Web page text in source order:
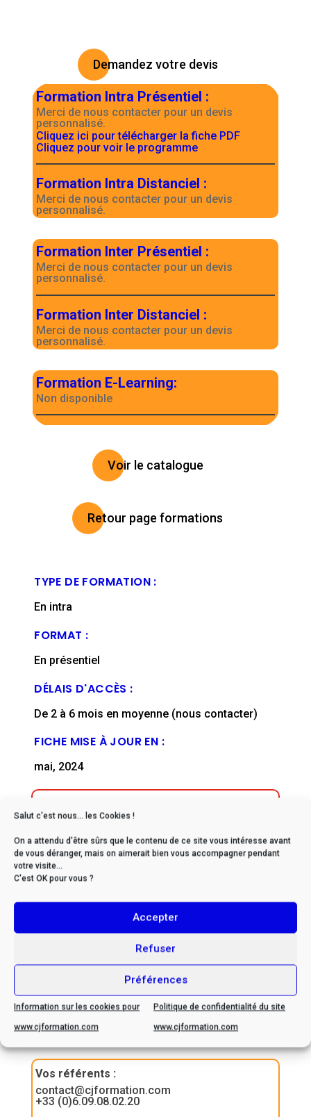
Salut c'est nous... les Cookies !
On a attendu d'être sûrs que le contenu de ce site vous intéresse avant
de vous déranger, mais on aimerait bien vous accompagner pendant
votre visite...
C'est OK pour vous ?
Accepter
Refuser
Préférences
Information sur les cookies pour
www.cjformation.com
Politique de confidentialité du site
www.cjformation.com
Demandez votre devis
Formation Intra Présentiel :
Merci de nous contacter pour un devis
personnalisé.
Cliquez ici pour télécharger la fiche PDF
Cliquez pour voir le programme
Formation Intra Distanciel :
Merci de nous contacter pour un devis
personnalisé.
Formation Inter Présentiel :
Merci de nous contacter pour un devis
personnalisé.
Formation Inter Distanciel :
Merci de nous contacter pour un devis
personnalisé.
Formation E-Learning:
Non disponible
Voir le catalogue
Retour page formations
TYPE DE FORMATION :
En intra
FORMAT :
En présentiel
DÉLAIS D'ACCÈS :
De 2 à 6 mois en moyenne (nous contacter)
FICHE MISE À JOUR EN :
mai, 2024
* Si vous êtes en situation
ensemble les possibilités
d’adaptation
Contactez-nous
Vos référents :
contact@cjformation.com
+33 (0)6.09.08.02.20